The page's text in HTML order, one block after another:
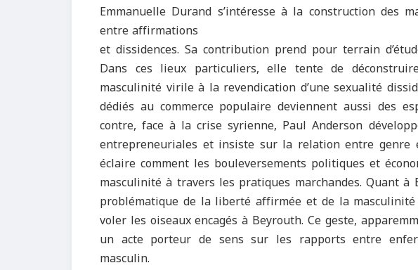
Emmanuelle Durand s’intéresse à la construction des
entre affirmations
et dissidences. Sa contribution prend pour terrain
Dans ces lieux particuliers, elle tente de
masculinité virile à la revendication d’une sexualité
dédiés au commerce populaire deviennent aussi des
contre, face à la crise syrienne, Paul Anderson
entrepreneuriales et insiste sur la relation entre genre
éclaire comment les bouleversements politiques et
masculinité à travers les pratiques marchandes. Quant
problématique de la liberté affirmée et de la
voler les oiseaux encagés à Beyrouth. Ce geste,
un acte porteur de sens sur les rapports entre
masculin.